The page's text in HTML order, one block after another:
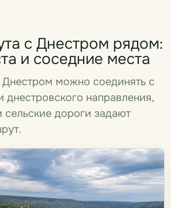
с Днестром рядом:
и соседние места
Днестром можно соединять с
днестровского направления,
сельские дороги задают